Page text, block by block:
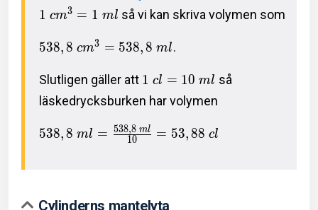
1 cm3 = 1 ml så vi kan skriva volymen som
538,8 cm3 = 538,8 ml.
Slutligen gäller att 1 cl = 10 ml så
läskedrycksburken har volymen
538,8 ml = 10
538,8 ml = 53,88 cl
Cylinderns mantelyta